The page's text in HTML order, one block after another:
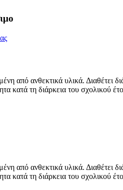
από ανθεκτικά υλικά. Διαθέτει
κατά τη διάρκεια του σχολικού
από ανθεκτικά υλικά. Διαθέτει
κατά τη διάρκεια του σχολικού